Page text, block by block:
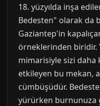
18. yüzyılda inşa
Bedesten" olarak da
Gaziantep'in
örneklerinden biridir.
mimarisiyle sizi daha
etkileyen bu mekan,
cümbüşüdür.
yürürken burnunuza